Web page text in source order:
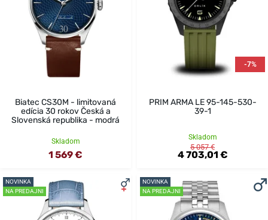
Biatec CS30M - limitovaná
edícia 30 rokov Česká a
Slovenská republika - modrá
Skladom
1 569 €
-7%
PRIM ARMA LE 95-145-530-
39-1
Skladom
5 057 €
4 703,01 €
NOVINKA
NA PREDAJNI
NOVINKA
NA PREDAJNI